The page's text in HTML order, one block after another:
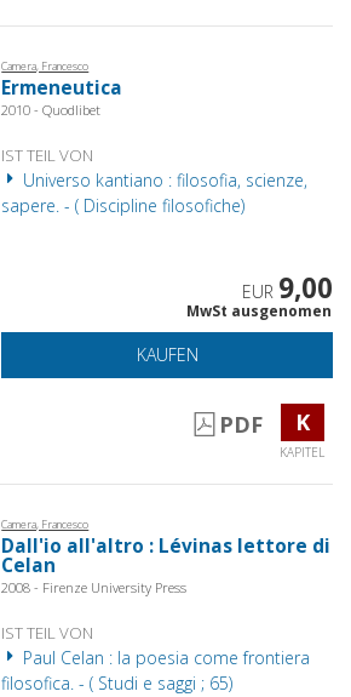
Camera, Francesco
Ermeneutica
2010 - Quodlibet
IST TEIL VON
Universo kantiano : filosofia, scienze,
sapere. - ( Discipline filosofiche)
EUR 9,00
MwSt ausgenomen
KAUFEN
PDF K
KAPITEL
Camera, Francesco
Dall'io all'altro : Lévinas lettore di
Celan
2008 - Firenze University Press
IST TEIL VON
Paul Celan : la poesia come frontiera
filosofica. - ( Studi e saggi ; 65)